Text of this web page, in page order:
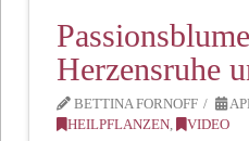
Herzensruhe
BETTINA FORNOFF
HEILPFLANZEN, VIDEO